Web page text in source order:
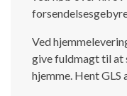
Ved
give fuldmagt til at
hjemme. Hent GLS